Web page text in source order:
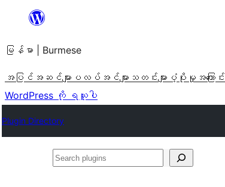
အကြောင်းအရာ
ကျော်သွား
ရန်
မြန်မာ | Burmese
အပြင်အဆင်များ ပလပ်အင်များ သတင်းများ ပံ့ပိုးမှု အကြောင်း
WordPress ကို ရယူပါ
Plugin Directory
Search